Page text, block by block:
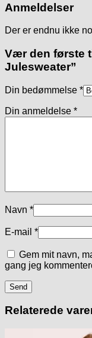
Anmeldelser
Der er endnu ikke
Vær den første
Julesweater”
Din bedømmelse *
Din anmeldelse *
Navn *
E-mail *
Gem mit navn,
gang jeg
Relaterede